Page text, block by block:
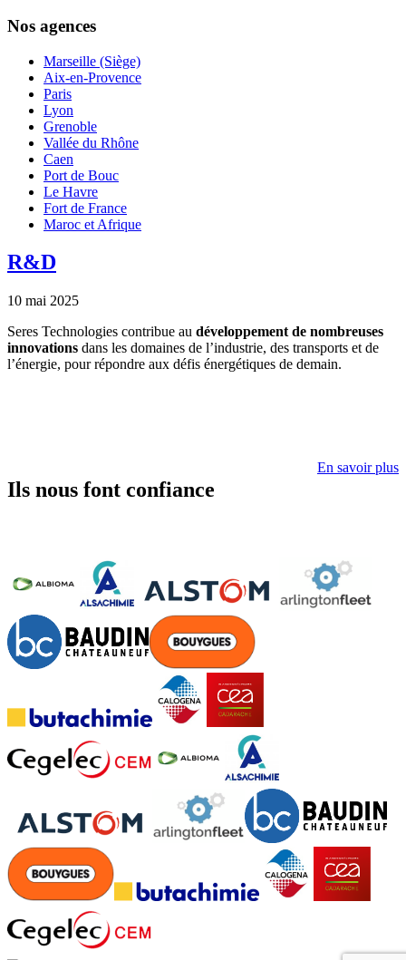
Nos agences
Marseille (Siège)
Aix-en-Provence
Paris
Lyon
Grenoble
Vallée du Rhône
Caen
Port de Bouc
Le Havre
Fort de France
Maroc et Afrique
R&D
10 mai 2025
Seres Technologies contribue au développement de nombreuses
innovations dans les domaines de l’industrie, des transports et de
l’énergie, pour répondre aux défis énergétiques de demain.
Ils nous font confiance
En savoir plus